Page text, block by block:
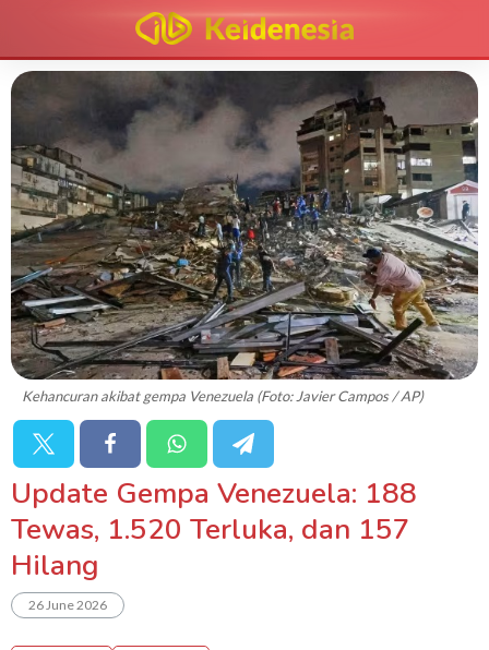
Kehancuran akibat gempa Venezuela (Foto: Javier Campos / AP)
Update Gempa Venezuela: 188
Tewas, 1.520 Terluka, dan 157
Hilang
26 June 2026